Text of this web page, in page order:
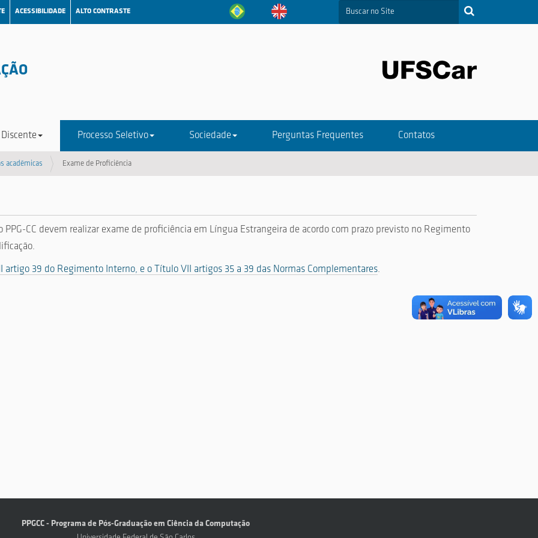
ACESSIBILIDADE ALTO CONTRASTE Busca
Processo Seletivo Sociedade Perguntas Frequentes Contatos
acadêmicas Exame de Proficiência
PPG-CC devem realizar exame de proficiência em Língua Estrangeira de acordo com prazo previsto no Regimento
artigo 39 do Regimento Interno, e o Título VII artigos 35 a 39 das Normas Complementares.
PPGCC - Programa de Pós-Graduação em Ciência da Computação